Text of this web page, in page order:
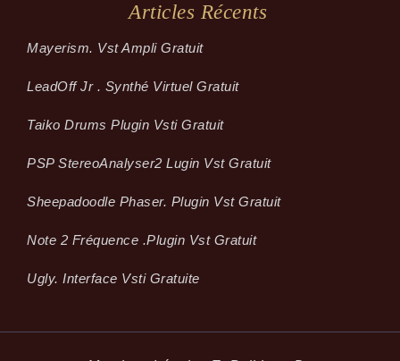
Articles Récents
Mayerism. Vst Ampli Gratuit
LeadOff Jr . Synthé Virtuel Gratuit
Taiko Drums Plugin Vsti Gratuit
PSP StereoAnalyser2 Lugin Vst Gratuit
Sheepadoodle Phaser. Plugin Vst Gratuit
Note 2 Fréquence .plugin Vst Gratuit
Ugly. Interface Vsti Gratuite